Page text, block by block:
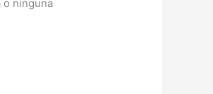
o ninguna